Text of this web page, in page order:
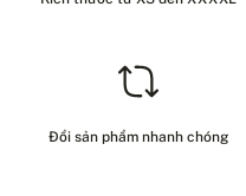
Đổi sản phẩm nhanh chóng